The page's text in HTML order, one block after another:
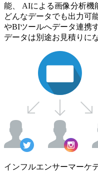
能、 AIによる画像分析機
どんなデータでも出力可
やBIツールへデータ連携
データは別途お見積りに
インフルエンサーマーケ